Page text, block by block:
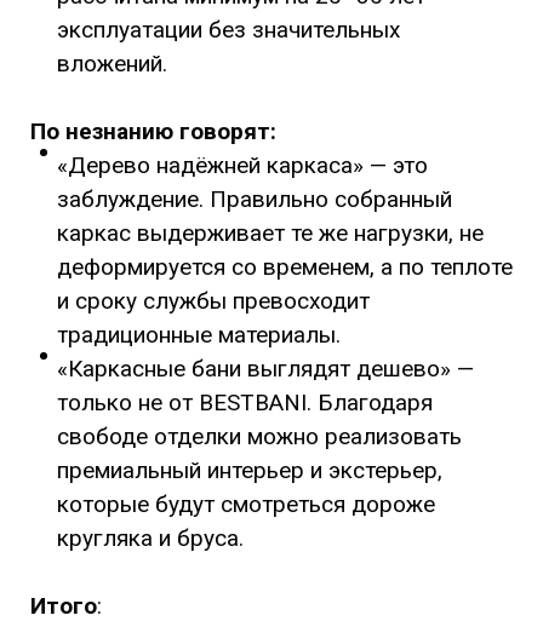
эксплуатации без значительных
вложений.
По незнанию говорят:
«Дерево надёжней каркаса» — это
заблуждение. Правильно собранный
каркас выдерживает те же нагрузки, не
деформируется со временем, а по теплоте
и сроку службы превосходит
традиционные материалы.
«Каркасные бани выглядят дешево» —
только не от BESTBANI. Благодаря
свободе отделки можно реализовать
премиальный интерьер и экстерьер,
которые будут смотреться дороже
кругляка и бруса.
Итого: